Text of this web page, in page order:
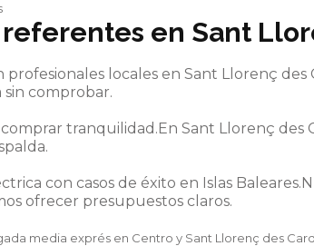
en Sant
profesionales locales en Sant Llorenç
sin comprobar.
tranquilidad.En Sant Llorenç des
con casos de éxito en Islas
ofrecer presupuestos claros.
media exprés en Centro y Sant Llorenç des